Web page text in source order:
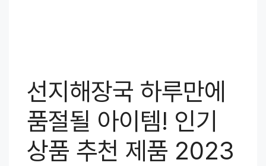
선지해장국 하루만에
품절될 아이템! 인기
상품 추천 제품 2023